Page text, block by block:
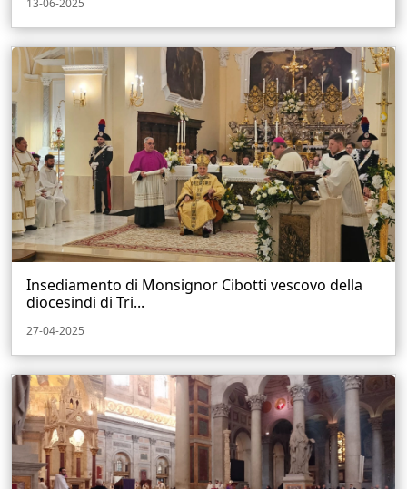
Insediamento di Monsignor Cibotti vescovo della
diocesindi di Tri...
27-04-2025